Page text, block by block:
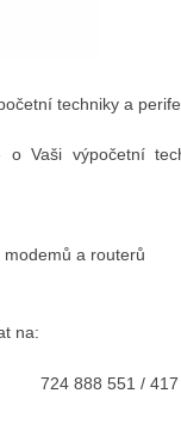
techniky a
o Vaši výpočetní
a routerů
na:
724 888 551 /